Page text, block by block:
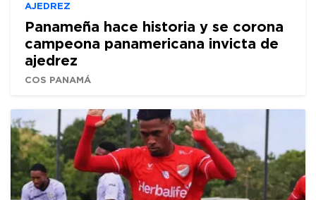
AJEDREZ
Panameña hace historia y se corona
campeona panamericana invicta de
ajedrez
COS PANAMÁ